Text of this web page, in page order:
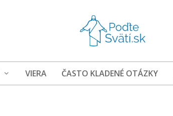
VIERA ČASTO KLADENÉ OTÁZKY